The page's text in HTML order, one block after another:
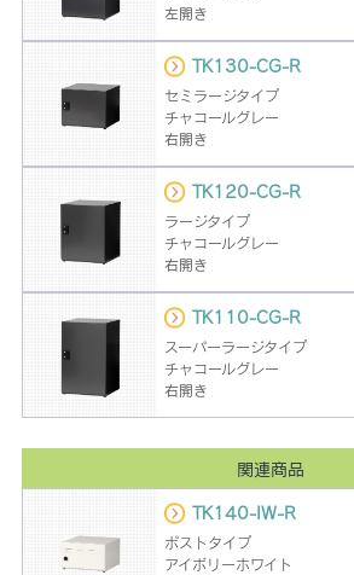
左開き
TK130-CG-R
セミラージタイプ
チャコールグレー
右開き
TK120-CG-R
ラージタイプ
チャコールグレー
右開き
TK110-CG-R
スーパーラージタイプ
チャコールグレー
右開き
関連商品
TK140-IW-R
ポストタイプ
アイボリーホワイト